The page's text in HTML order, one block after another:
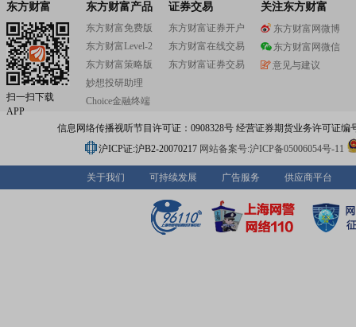
东方财富
扫一扫下载
APP
东方财富产品
东方财富免费版
东方财富Level-2
东方财富策略版
妙想投研助理
Choice金融终端
证券交易
东方财富证券开户
东方财富在线交易
东方财富证券交易
关注东方财富
东方财富网微博
东方财富网微信
意见与建议
信息网络传播视听节目许可证：0908328号 经营证券期货业务许可证编
沪ICP证:沪B2-20070217 网站备案号:沪ICP备05006054号-11
关于我们 可持续发展 广告服务 供应商平台